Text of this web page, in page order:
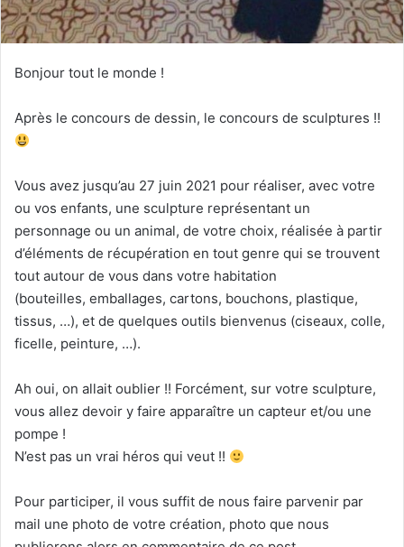
Bonjour tout le monde !
Après le concours de dessin, le concours de sculptures !!
Vous avez jusqu’au 27 juin 2021 pour réaliser, avec votre
ou vos enfants, une sculpture représentant un
personnage ou un animal, de votre choix, réalisée à partir
d’éléments de récupération en tout genre qui se trouvent
tout autour de vous dans votre habitation
(bouteilles, emballages, cartons, bouchons, plastique,
tissus, …), et de quelques outils bienvenus (ciseaux, colle,
ficelle, peinture, …).
Ah oui, on allait oublier !! Forcément, sur votre sculpture,
vous allez devoir y faire apparaître un capteur et/ou une
pompe !
N’est pas un vrai héros qui veut !!
Pour participer, il vous suffit de nous faire parvenir par
mail une photo de votre création, photo que nous